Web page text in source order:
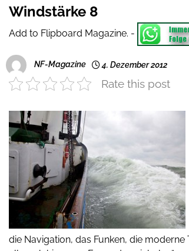
Windstärke 8
Add to Flipboard Magazine. -
NF-Magazine 4. Dezember 2012
Rate this post
die Navigation, das Funken, die